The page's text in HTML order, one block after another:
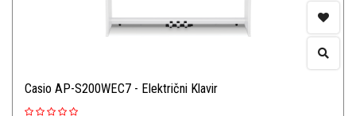
Casio AP-S200WEC7 - Električni Klavir